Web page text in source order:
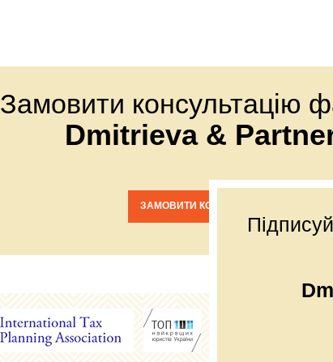
Замовити консультацію
Dmitrieva &
ЗАМОВИТИ КОНСУЛЬТАЦІЮ